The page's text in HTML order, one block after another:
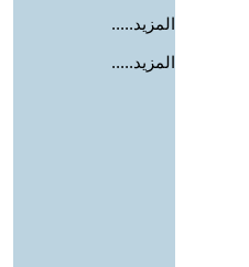
المزيد.....
المزيد.....